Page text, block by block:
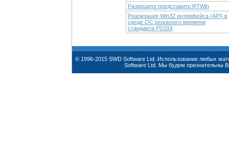
Разрешите представить:RTWin
Реализация Win32 интерфейса (API) в
среде ОС реального времени
стандарта POSIX
© 1996-2015 SWD Software Ltd. Использование любых
Software Ltd. Мы будем признательны